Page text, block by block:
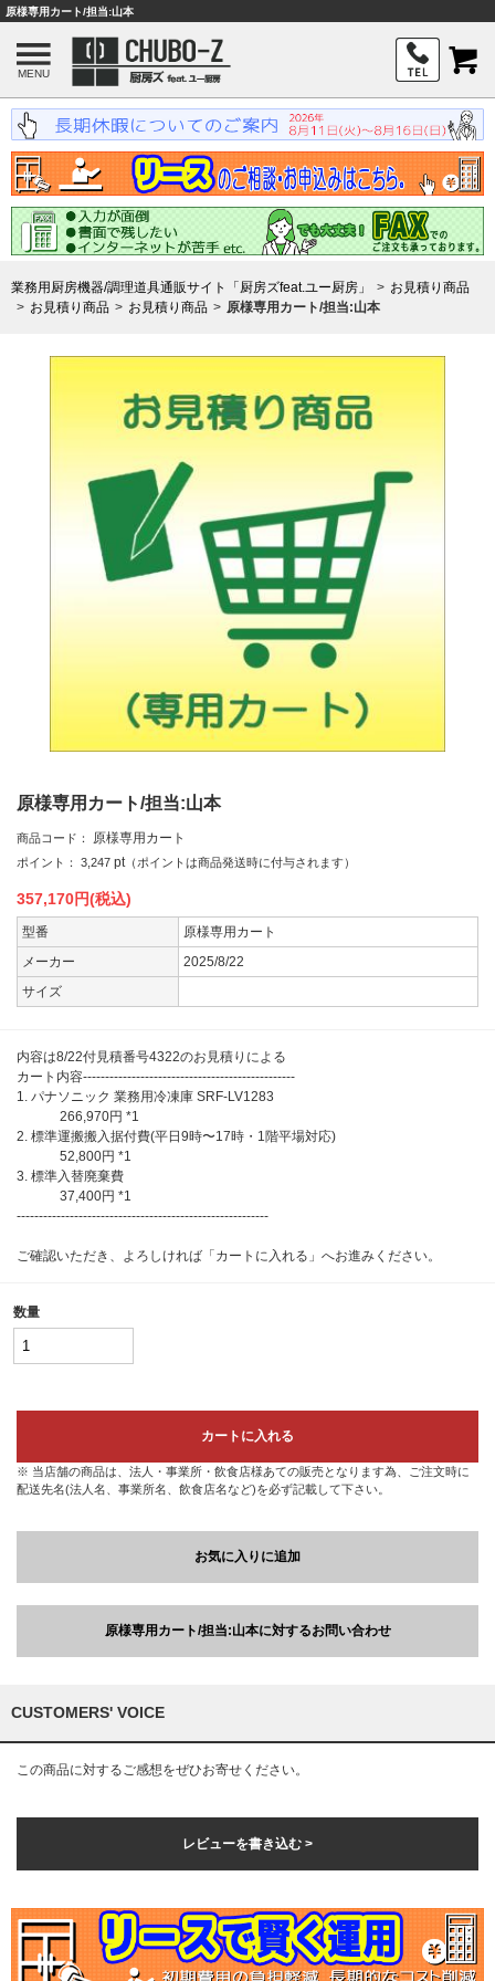
原様専用カート/担当:山本
MENU
業務用厨房機器/調理道具通販サイト「厨房ズfeat.ユー厨房」
お見積り商品
お見積り商品
お見積り商品 原様専用カート/担当:山本
原様専用カート/担当:山本
商品コード： 原様専用カート
ポイント： 3,247 pt （ポイントは商品発送時に付与されます）
357,170円(税込)
型番
原様専用カート
メーカー
2025/8/22
サイズ
内容は8/22付見積番号4322のお見積りによる
カート内容------------------------------------------------
1. パナソニック 業務用冷凍庫 SRF-LV1283
266,970円 *1
2. 標準運搬搬入据付費(平日9時〜17時・1階平場対応)
52,800円 *1
3. 標準入替廃棄費
37,400円 *1
---------------------------------------------------------
ご確認いただき、よろしければ「カートに入れる」へお進みください。
数量
カートに入れる
※ 当店舗の商品は、法人・事業所・飲食店様あての販売となります為、ご注文時に
配送先名(法人名、事業所名、飲食店名など)を必ず記載して下さい。
お気に入りに追加
原様専用カート/担当:山本に対するお問い合わせ
CUSTOMERS' VOICE
この商品に対するご感想をぜひお寄せください。
レビューを書き込む >